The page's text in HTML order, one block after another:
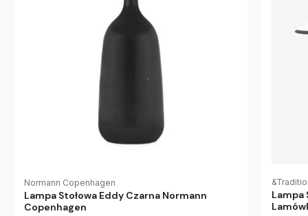
Normann Copenhagen
Lampa Stołowa Eddy Czarna Normann
Copenhagen
Lampa